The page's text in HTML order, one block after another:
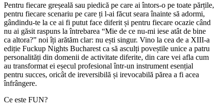
Pentru fiecare greșeală sau piedică pe care ai întors-o pe toate părțile,
pentru fiecare scenariu pe care ți l-ai făcut seara înainte să adormi,
gândindu-te la ce ai fi putut face diferit și pentru fiecare ocazie când
nu ai găsit raspuns la întrebarea “Mie de ce nu-mi iese atât de bine
ca altora?” noi îți arătăm clar: nu ești singur. Vino la cea de a XIII-a
ediție Fuckup Nights Bucharest ca să asculți poveștile unice a patru
personalități din domenii de activitate diferite, din care vei afla cum
au transformat ei eșecul profesional într-un instrument esențial
pentru succes, oricât de ireversibilă și irevocabilă părea a fi acea
înfrângere.
Ce este FUN?